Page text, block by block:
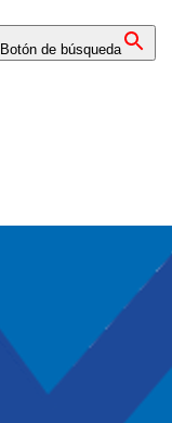
Botón de búsqueda